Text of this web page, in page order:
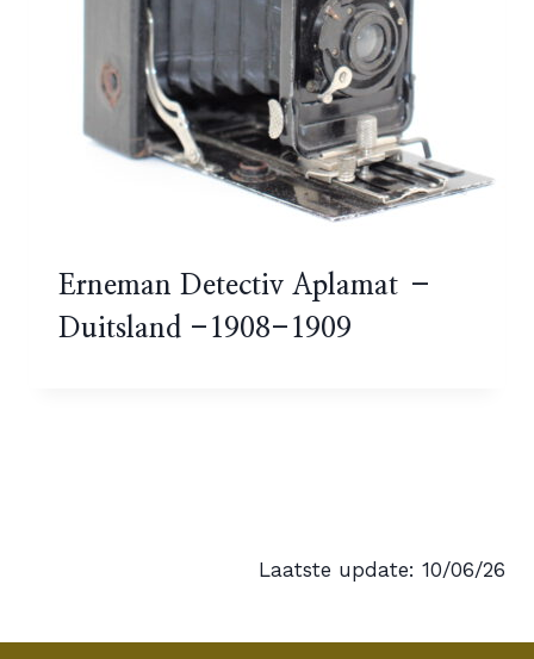
Erneman Detectiv Aplamat –
Duitsland -1908-1909
Laatste update: 10/06/26